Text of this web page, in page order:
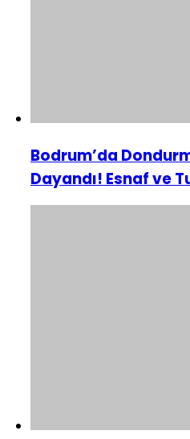
Bodrum’da
Dayandı! Esnaf ve